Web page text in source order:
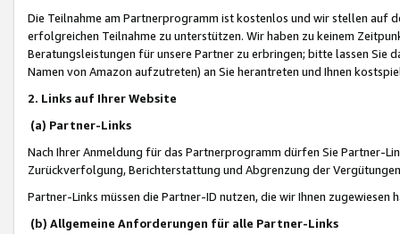
Die Teilnahme am Partnerprogramm ist kostenlos und wir stellen auf
erfolgreichen Teilnahme zu unterstützen. Wir haben zu keinem
Beratungsleistungen für unsere Partner zu erbringen; bitte lassen Sie
Namen von Amazon aufzutreten) an Sie herantreten und Ihnen
2. Links auf Ihrer Website
(a) Partner-Links
Nach Ihrer Anmeldung für das Partnerprogramm dürfen Sie Partner-
Zurückverfolgung, Berichterstattung und Abgrenzung der
Partner-Links müssen die Partner-ID nutzen, die wir Ihnen zugewiesen
(b) Allgemeine Anforderungen für alle Partner-Links